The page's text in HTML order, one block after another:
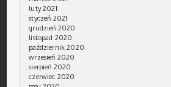
luty 2021
styczeń 2021
grudzień 2020
listopad 2020
październik 2020
wrzesień 2020
sierpień 2020
czerwiec 2020